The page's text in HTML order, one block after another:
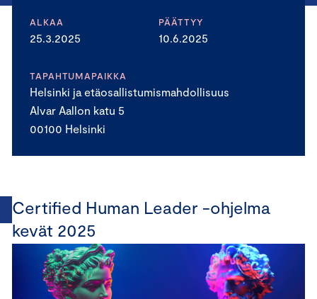
ALKAA
25.3.2025
PÄÄTTYY
10.6.2025
TAPAHTUMAPAIKKA
Helsinki ja etäosallistumismahdollisuus
Alvar Aallon katu 5
00100 Helsinki
Certified Human Leader -ohjelma
kevät 2025